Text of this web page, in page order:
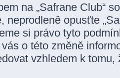
na „Safrane Club“
neprodleně opusťte
si právo tyto
o této změně
vzhledem k tomu,